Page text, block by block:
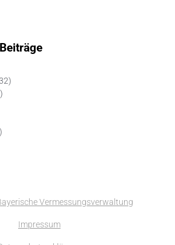
Vermessungsverwaltung
Impressum